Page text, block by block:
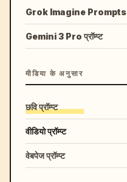
Grok Imagine Prompts
Gemini 3 Pro प्रॉम्प्ट
मीडिया के अनुसार
छवि प्रॉम्प्ट
वीडियो प्रॉम्प्ट
वेबपेज प्रॉम्प्ट